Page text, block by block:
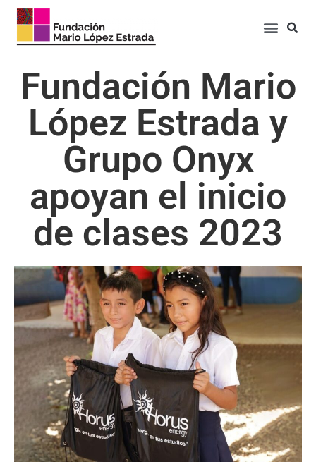
Fundación Mario
López Estrada y
Grupo Onyx
apoyan el inicio
de clases 2023